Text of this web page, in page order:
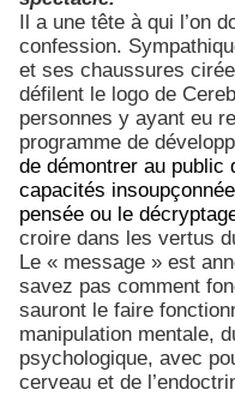
Il a une tête à qui l’on
confession.
et ses chaussures
défilent le logo de
personnes y ayant eu
programme de
de démontrer au public
capacités
pensée ou le
croire dans les vertus
Le « message » est
savez pas comment
sauront le faire
manipulation mentale,
psychologique, avec
cerveau et de